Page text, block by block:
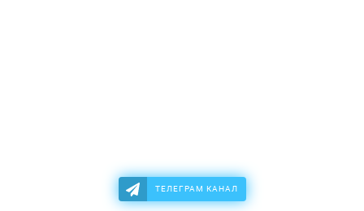
ТЕЛЕГРАМ КАНАЛ